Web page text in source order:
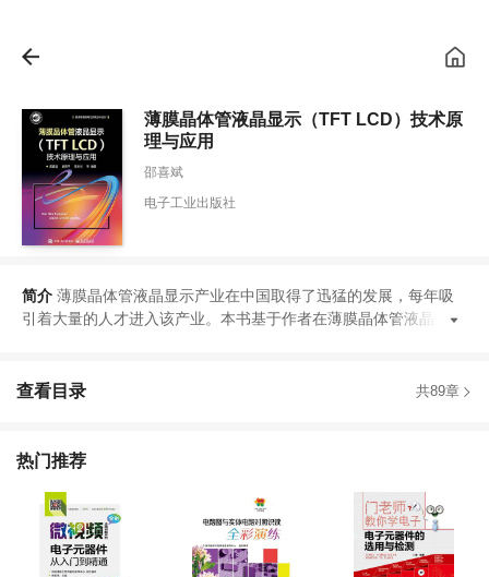
薄膜晶体管液晶显示（TFT LCD）技术原
理与应用
邵喜斌
电子工业出版社
薄膜晶体管液晶显示产业在中国取得了迅猛的发展 ， 每年吸
引着大量的人才进入该产业。 本书基于作者在薄膜晶体管液晶显示
简介
查看目录 共89章
热门推荐